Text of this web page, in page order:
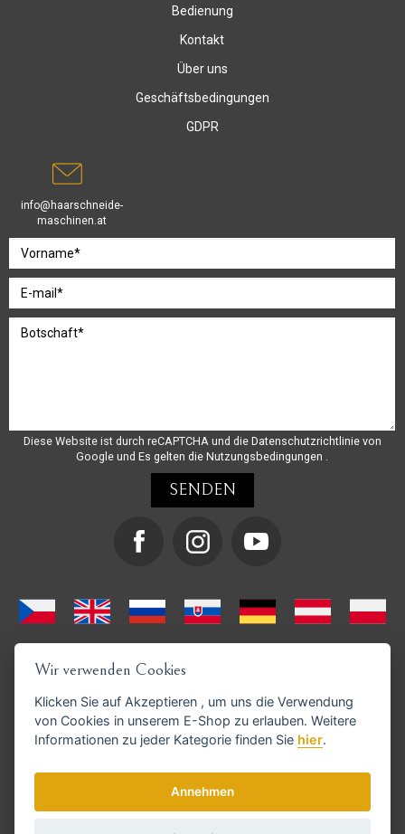
Bedienung
Kontakt
Über uns
Geschäftsbedingungen
GDPR
info@haarschneide-
maschinen.at
Diese Website ist durch reCAPTCHA und die Datenschutzrichtlinie von
Google und Es gelten die Nutzungsbedingungen .
GoPay-Zahlungen möglich
Wir verwenden Cookies
Klicken Sie auf Akzeptieren , um uns die Verwendung
von Cookies in unserem E-Shop zu erlauben. Weitere
Informationen zu jeder Kategorie finden Sie hier.
Annehmen